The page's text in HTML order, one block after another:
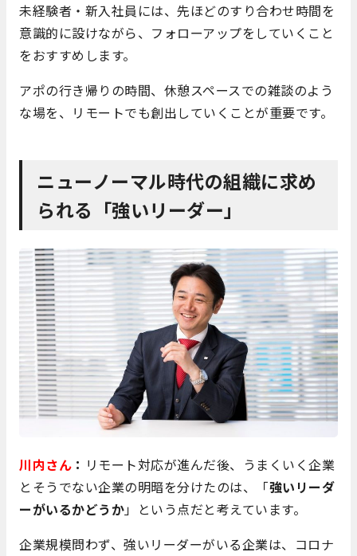
未経験者・新入社員には、先ほどのすり合わせ時間を
意識的に設けながら、フォローアップをしていくこと
をおすすめします。
アポの行き帰りの時間、休憩スペースでの雑談のよう
な場を、リモートでも創出していくことが重要です。
ニューノーマル時代の組織に求め
られる「強いリーダー」
川内さん ： リモート対応が進んだ後、うまくいく企業
とそうでない企業の明暗を分けたのは、「強いリーダ
ーがいるかどうか」という点だと考えています。
企業規模問わず、強いリーダーがいる企業は、コロナ